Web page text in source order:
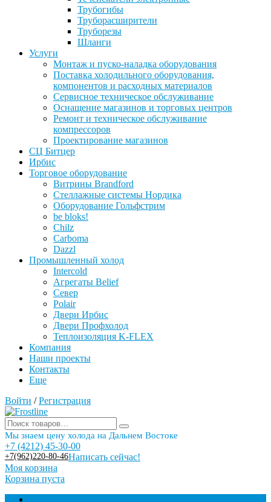
Трубогибы
Труборасширители
Труборезы
Шланги
Услуги
Монтаж и пуско-наладка оборудования
Поставка холодильного оборудования,
компонентов и расходных материалов
Сервисное техническое обслуживание
Оснащение магазинов и торговых центров
Ремонт и техническое обслуживание
компрессоров
Проектирование магазинов
СЦ Битцер
Ирбис
Торговое оборудование
Витрины Brandford
Стеллажные системы Нордика
Оборудование Гольфстрим
be bloks!
Chilz
Carboma
Dazzl
Промышленный холод
Intercold
Агрегаты Belief
Север
Polair
Двери Ирбис
Двери Профхолод
Теплоизоляция K-FLEX
Компания
Наши проекты
Контакты
Еще
Войти / Регистрация
Мы знаем цену холода на Дальнем Востоке
+7 (4212) 45-30-00
+7(962)220-80-46Написать сейчас!
Моя корзина
Корзина пуста